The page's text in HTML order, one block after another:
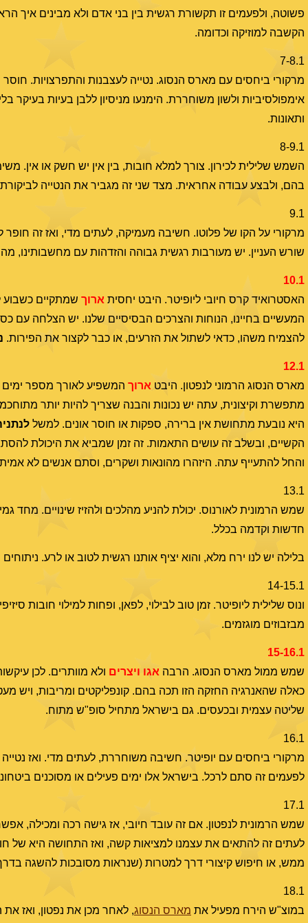
פשוטה, ולפעמים זו תקשורת רגשית בין בני אדם ולא מבינים איך
הקשבה למוזיקה וכדומה.
7-8.1
מרקורי ביחסים עם מארס הנסוג. נטייה לעצבנות והתפרצויות.
אימפולסיביות ולשון משוחררת. הימנעו מניסיון ללבן בעיות בעיקר
ותאונות.
8-9.1
השמש שלילית לכירון. צורך למלא חובות, בין אין יש חשק או אין.
בהם, ולבצע עבודה אחראית. מצד שני זה מגביר את הנטייה
9.1
מרקורי על הקו של פלוטו. חשיבה מעמיקה, לעתים מדי, ואז זה חופר
שורש העניין. יש מעורבות רגשית גבוהה והזדהות עם מחשבותינו,
10.1
האסטרואיד קרס חיובי ליופיטר. היבט יחסית ארוך שמתקיים כשבוע
המעשיים בחיינו, הנוחות והצרכים הבסיסיים שלנו. יש הצלחה עם
להצמיח משהו, כדאי לשתול את הזרעים, או כבר לקצור את הפירות.
12.1
מארס הנסוג הרמוני לנפטון. היבט ארוך המשפיע לאורך מספר ימים
מתפשרת וקיצונית, עתה יש נכונות והבנה שצריך להיות יותר
היא נובעת מתחושת אין ברירה, ספקות או חוסר אונים. למשל
הקשיים, ובשלב זה עושים התאמות. זה זמן שמביא את היכולת
והחל להתעייף עתה. היזהרו מהונאות ושקרים, וסתם אנשים לא
13.1
שמש הרמונית לאורנוס. יכולת להניע מהלכים ולהזיז שינויים. מחד
חדשות וקדמה בכלל.
בלילה יש לנו ירח מלא, והוא יציף אותנו רגשית לטוב או לרע.
14-15.1
ונוס שלילית ליופיטר. זמן טוב לבילוי, לפאן, ופחות למילוי
מבזבוזים מוגזמים.
15-16.1
שמש ממול מארס הנסוג. הרבה אגו ויצרים ולא מוותרים. לכן
כאלה שהאנרגיה החזקה הזו תכה בהם. קונפליקטים ומריבות, ויש
שליטה עצמית ובכעסים. גם בישראל מתחיל סופ"ש מתוח.
16.1
מרקורי ביחסים עם יופיטר. חשיבה משוחררת, לעתים מדי. ואז
לפעמים זה סתם לרכל. בישראל אלו ימים פעילים או מסוכנים
17.1
שמש הרמונית לנפטון. אם זה עובד חיובי, אז גישה רכה ומכילה,
לעתים זה להתאים את עצמנו למציאות קשה, ואז התחושה היא של
ממש, או חיפוש קיצורי דרך למטרות (שנראות מסובכות להשגה
18.1
במוצ"ש הירח מפעיל את מארס הנסוג, לאחר מכן את נפטון, ואז